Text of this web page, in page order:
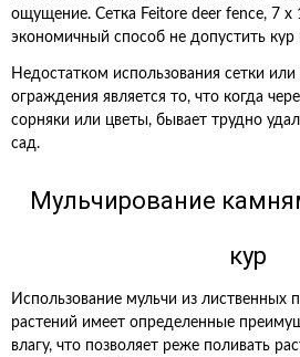
ощущение. Сетка Feitore deer fence, 7 x
экономичный способ не допустить кур
Недостатком использования сетки
ограждения является то, что когда
сорняки или цветы, бывает трудно
сад.
Мульчирование
кур
Использование мульчи из лиственных
растений имеет определенные
влагу, что позволяет реже поливать